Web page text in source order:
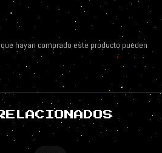
hayan comprado este producto pueden